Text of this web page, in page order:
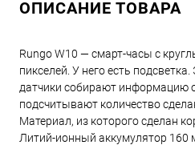
ОПИСАНИЕ ТОВАРА
Rungo W10 — смарт-часы с
пикселей. У него есть
датчики собирают информацию
подсчитывают количество
Материал, из которого сделан
Литий-ионный аккумулятор 160